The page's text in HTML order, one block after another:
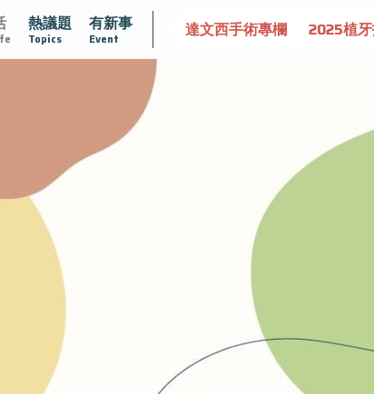
熱議題
Topics
有新事
Event
健康 達文西手術專欄 2025植牙指南 漸凍不孤單